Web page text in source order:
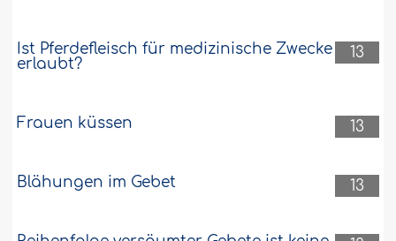
13
Ist Pferdefleisch für medizinische Zwecke
erlaubt?
13
Frauen küssen
13
Blähungen im Gebet